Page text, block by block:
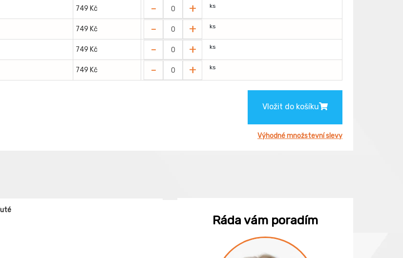
749 Kč - + ks
749 Kč - + ks
749 Kč - + ks
749 Kč - + ks
Vložit do košíku
Výhodné množstevní slevy
Ráda vám poradím